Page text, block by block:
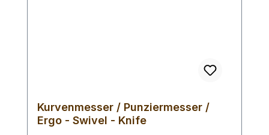
Kurvenmesser / Punziermesser /
Ergo - Swivel - Knife